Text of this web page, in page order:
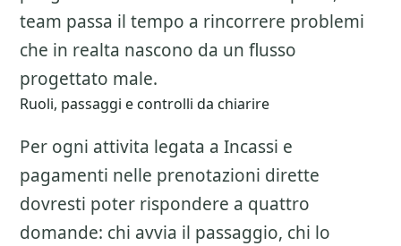
team passa il tempo a rincorrere problemi
che in realta nascono da un flusso
progettato male.
Ruoli, passaggi e controlli da chiarire
Per ogni attivita legata a Incassi e
pagamenti nelle prenotazioni dirette
dovresti poter rispondere a quattro
domande: chi avvia il passaggio, chi lo